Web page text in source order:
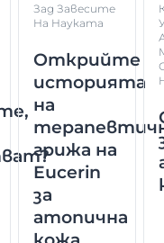
Зад Завесите
На Науката
Открийте
историята
на
грижа на
Eucerin
за
атопична